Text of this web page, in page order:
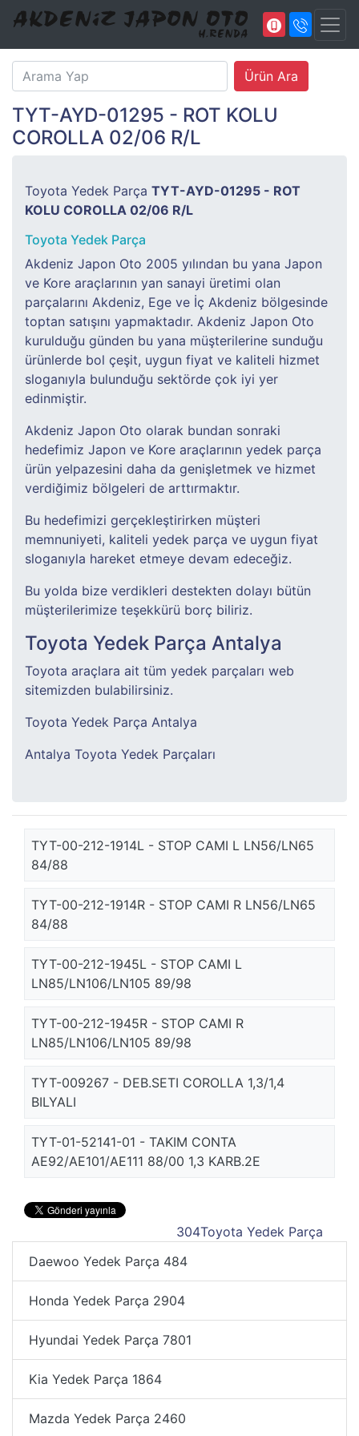
TYT-AYD-01295 - ROT KOLU
COROLLA 02/06 R/L
Toyota Yedek Parça TYT-AYD-01295 - ROT
KOLU COROLLA 02/06 R/L
Toyota Yedek Parça
Akdeniz Japon Oto 2005 yılından bu yana Japon
ve Kore araçlarının yan sanayi üretimi olan
parçalarını Akdeniz, Ege ve İç Akdeniz bölgesinde
toptan satışını yapmaktadır. Akdeniz Japon Oto
kurulduğu günden bu yana müşterilerine sunduğu
ürünlerde bol çeşit, uygun fiyat ve kaliteli hizmet
sloganıyla bulunduğu sektörde çok iyi yer
edinmiştir.
Akdeniz Japon Oto olarak bundan sonraki
hedefimiz Japon ve Kore araçlarının yedek parça
ürün yelpazesini daha da genişletmek ve hizmet
verdiğimiz bölgeleri de arttırmaktır.
Bu hedefimizi gerçekleştirirken müşteri
memnuniyeti, kaliteli yedek parça ve uygun fiyat
sloganıyla hareket etmeye devam edeceğiz.
Bu yolda bize verdikleri destekten dolayı bütün
müşterilerimize teşekkürü borç biliriz.
Toyota Yedek Parça Antalya
Toyota araçlara ait tüm yedek parçaları web
sitemizden bulabilirsiniz.
Toyota Yedek Parça Antalya
Antalya Toyota Yedek Parçaları
TYT-00-212-1914L - STOP CAMI L LN56/LN65
84/88
TYT-00-212-1914R - STOP CAMI R LN56/LN65
84/88
TYT-00-212-1945L - STOP CAMI L
LN85/LN106/LN105 89/98
TYT-00-212-1945R - STOP CAMI R
LN85/LN106/LN105 89/98
TYT-009267 - DEB.SETI COROLLA 1,3/1,4
BILYALI
TYT-01-52141-01 - TAKIM CONTA
AE92/AE101/AE111 88/00 1,3 KARB.2E
304Toyota Yedek Parça
Daewoo Yedek Parça 484
Honda Yedek Parça 2904
Hyundai Yedek Parça 7801
Kia Yedek Parça 1864
Mazda Yedek Parça 2460